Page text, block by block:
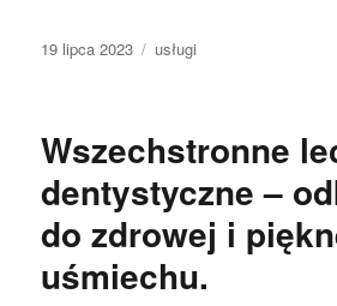
Data
19 lipca 2023 Kategorie
usługi
Wszechstronne
dentystyczne –
do zdrowej i
uśmiechu.